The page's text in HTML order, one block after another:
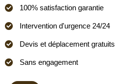
100% satisfaction garantie
Intervention d'urgence 24/24
Devis et déplacement gratuits
Sans engagement